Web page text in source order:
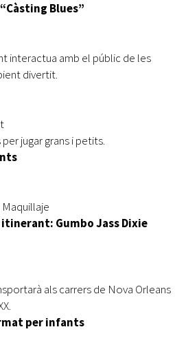
Blues”
interactua amb el públic de les
divertit.
jugar grans i petits.
Gumbo Jass Dixie
als carrers de Nova Orleans
per infants